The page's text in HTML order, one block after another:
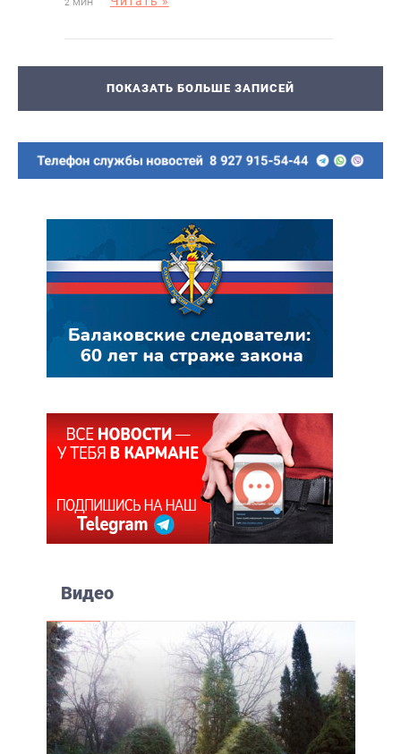
2 МИН
ПОКАЗАТЬ БОЛЬШЕ ЗАПИСЕЙ
Видео